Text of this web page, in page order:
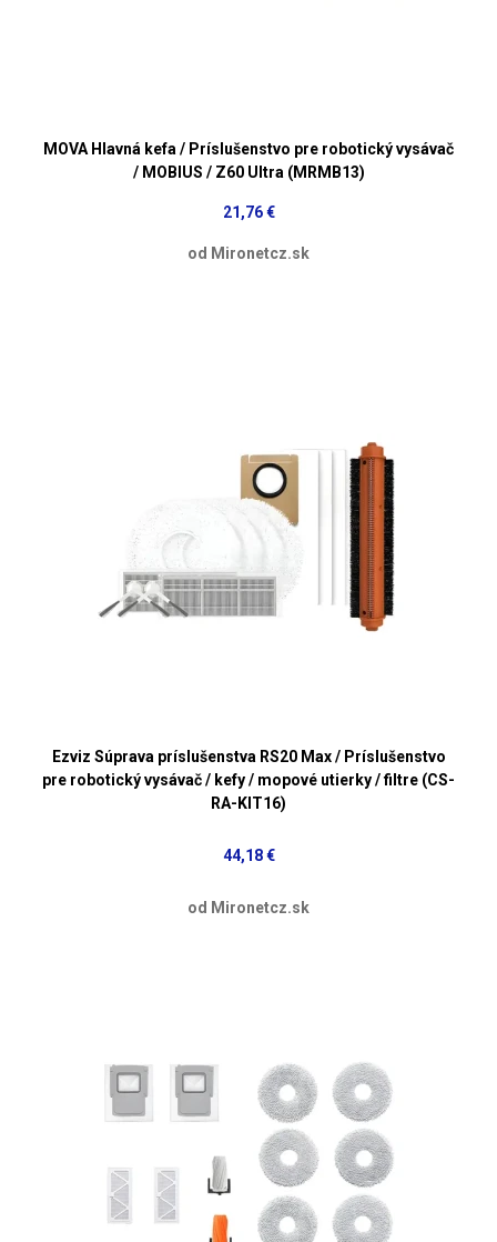
MOVA Hlavná kefa / Príslušenstvo pre robotický vysávač
/ MOBIUS / Z60 Ultra (MRMB13)
21,76 €
od Mironetcz.sk
Ezviz Súprava príslušenstva RS20 Max / Príslušenstvo
pre robotický vysávač / kefy / mopové utierky / filtre (CS-
RA-KIT16)
44,18 €
od Mironetcz.sk